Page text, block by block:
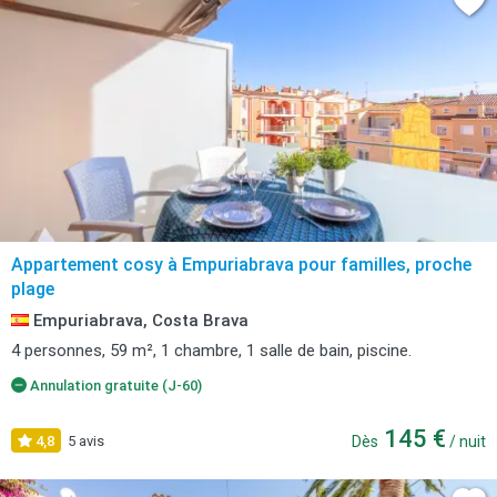
Appartement cosy à Empuriabrava pour familles, proche
plage
Empuriabrava, Costa Brava
4 personnes, 59 m², 1 chambre, 1 salle de bain, piscine.
Annulation gratuite (J-60)
4,8 5 avis Dès 145 € / nuit